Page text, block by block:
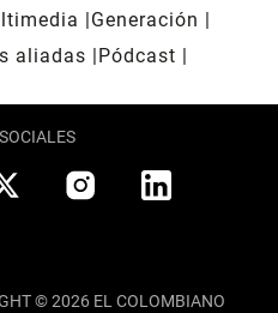
Generación
aliadas
Pódcast
© 2026 EL COLOMBIANO